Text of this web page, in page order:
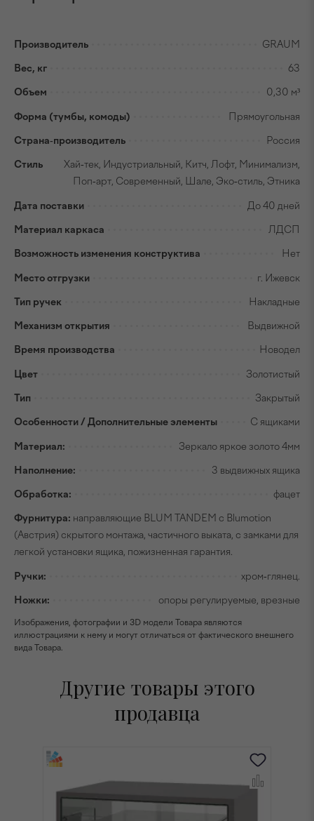
Производитель GRAUM
Вес, кг 63
Объем 0,30 м³
Форма (тумбы, комоды) Прямоугольная
Страна-производитель Россия
Стиль
Хай-тек, Индустриальный, Китч, Лофт, Минимализм,
Поп-арт, Современный, Шале, Эко-стиль, Этника
Дата поставки До 40 дней
Материал каркаса ЛДСП
Возможность изменения конструктива Нет
Место отгрузки г. Ижевск
Тип ручек Накладные
Механизм открытия Выдвижной
Время производства Новодел
Цвет Золотистый
Тип Закрытый
Особенности / Дополнительные элементы С ящиками
Материал: Зеркало яркое золото 4мм
Наполнение: 3 выдвижных ящика
Обработка: фацет
Фурнитура: направляющие BLUM TANDEM с Blumotion
(Австрия) скрытого монтажа, частичного выката, с замками для
легкой установки ящика, пожизненная гарантия.
Ручки: хром-глянец.
Ножки: опоры регулируемые, врезные
Изображения, фотографии и 3D модели Товара являются
иллюстрациями к нему и могут отличаться от фактического внешнего
вида Товара.
Другие товары этого
продавца